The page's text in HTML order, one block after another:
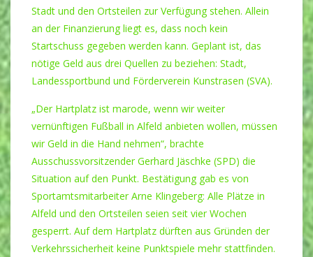
Stadt und den Ortsteilen zur Verfügung stehen. Allein
an der Finanzierung liegt es, dass noch kein
Startschuss gegeben werden kann. Geplant ist, das
nötige Geld aus drei Quellen zu beziehen: Stadt,
Landessportbund und Förderverein Kunstrasen (SVA).
„Der Hartplatz ist marode, wenn wir weiter
vernünftigen Fußball in Alfeld anbieten wollen, müssen
wir Geld in die Hand nehmen“, brachte
Ausschussvorsitzender Gerhard Jäschke (SPD) die
Situation auf den Punkt. Bestätigung gab es von
Sportamtsmitarbeiter Arne Klingeberg: Alle Plätze in
Alfeld und den Ortsteilen seien seit vier Wochen
gesperrt. Auf dem Hartplatz dürften aus Gründen der
Verkehrssicherheit keine Punktspiele mehr stattfinden.